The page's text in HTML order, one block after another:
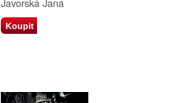
Koupit